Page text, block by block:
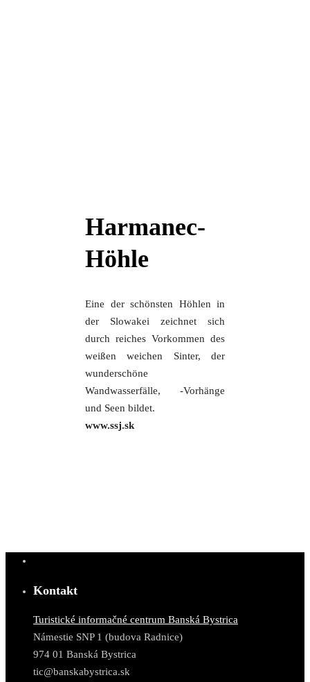
Harmanec-
Höhle
Eine der schönsten Höhlen in
der Slowakei zeichnet sich
durch reiches Vorkommen des
weißen weichen Sinter, der
wunderschöne
Wandwasserfälle, -Vorhänge
und Seen bildet.
www.ssj.sk
Kontakt
Turistické informačné centrum Banská Bystrica
Námestie SNP 1 (budova Radnice)
974 01 Banská Bystrica
tic@banskabystrica.sk